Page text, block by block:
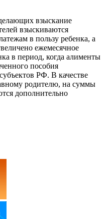
взыскание
взыскиваются
в пользу ребенка, а
ежемесячное
в период, когда алименты
пособия
РФ. В качестве
родителю, на суммы
дополнительно